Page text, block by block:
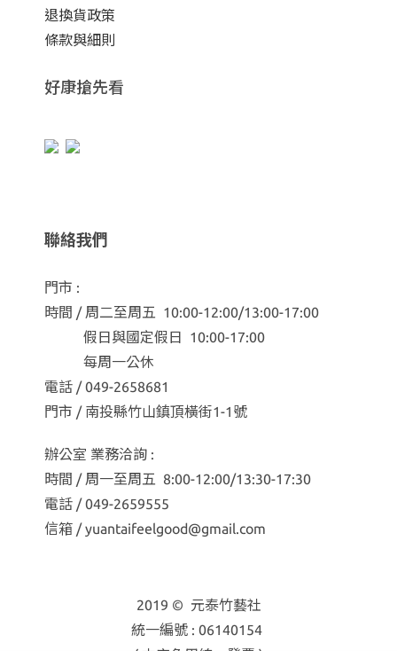
退換貨政策
條款與細則
好康搶先看
聯絡我們
門市 :
時間 / 周二至周五 10:00-12:00/13:00-17:00
假日與國定假日 10:00-17:00
每周一公休
電話 / 049-2658681
門市 / 南投縣竹山鎮頂橫街1-1號
辦公室 業務洽詢 :
時間 / 周一至周五 8:00-12:00/13:30-17:30
電話 / 049-2659555
信箱 / yuantaifeelgood@gmail.com
2019 © 元泰竹藝社
統一編號 : 06140154